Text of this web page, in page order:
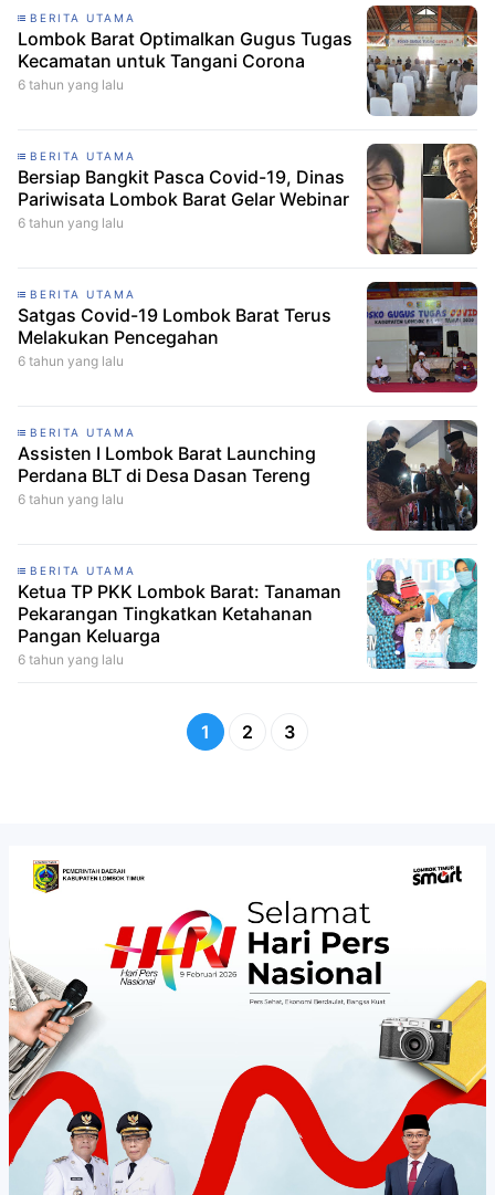
BERITA UTAMA
Lombok Barat Optimalkan Gugus Tugas
Kecamatan untuk Tangani Corona
6 tahun yang lalu
BERITA UTAMA
Bersiap Bangkit Pasca Covid-19, Dinas
Pariwisata Lombok Barat Gelar Webinar
6 tahun yang lalu
BERITA UTAMA
Satgas Covid-19 Lombok Barat Terus
Melakukan Pencegahan
6 tahun yang lalu
BERITA UTAMA
Assisten I Lombok Barat Launching
Perdana BLT di Desa Dasan Tereng
6 tahun yang lalu
BERITA UTAMA
Ketua TP PKK Lombok Barat: Tanaman
Pekarangan Tingkatkan Ketahanan
Pangan Keluarga
6 tahun yang lalu
1 2 3